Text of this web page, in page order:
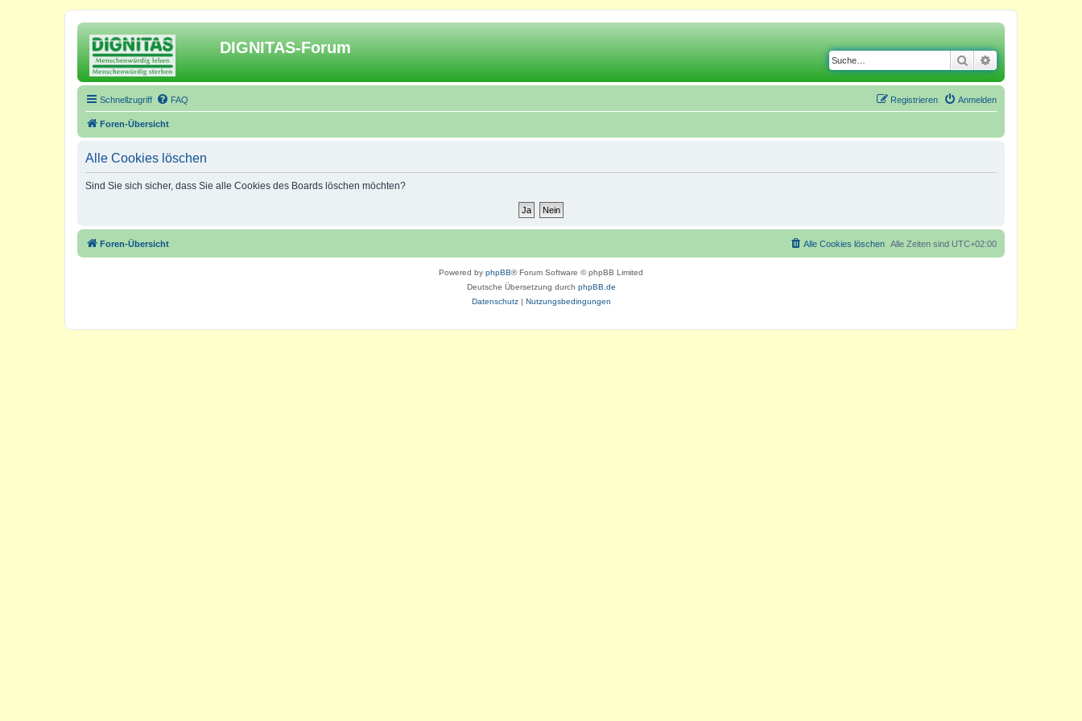
DIGNITAS-Forum
Suche
Schnellzugriff FAQ Anmelden
Registrieren
Foren-Übersicht
Alle Cookies löschen
Sind Sie sich sicher, dass Sie alle Cookies des Boards löschen möchten?
Foren-Übersicht Alle Zeiten sind UTC+02:00
Alle Cookies löschen
Powered by phpBB® Forum Software © phpBB Limited
Deutsche Übersetzung durch phpBB.de
Datenschutz| Nutzungsbedingungen